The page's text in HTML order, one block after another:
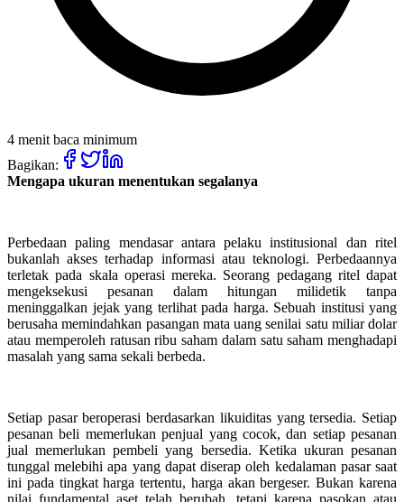
4 menit baca minimum
Bagikan:
Mengapa ukuran menentukan segalanya
Perbedaan paling mendasar antara pelaku institusional dan ritel
bukanlah akses terhadap informasi atau teknologi. Perbedaannya
terletak pada skala operasi mereka. Seorang pedagang ritel dapat
mengeksekusi pesanan dalam hitungan milidetik tanpa
meninggalkan jejak yang terlihat pada harga. Sebuah institusi yang
berusaha memindahkan pasangan mata uang senilai satu miliar dolar
atau memperoleh ratusan ribu saham dalam satu saham menghadapi
masalah yang sama sekali berbeda.
Setiap pasar beroperasi berdasarkan likuiditas yang tersedia. Setiap
pesanan beli memerlukan penjual yang cocok, dan setiap pesanan
jual memerlukan pembeli yang bersedia. Ketika ukuran pesanan
tunggal melebihi apa yang dapat diserap oleh kedalaman pasar saat
ini pada tingkat harga tertentu, harga akan bergeser. Bukan karena
nilai fundamental aset telah berubah, tetapi karena pasokan atau